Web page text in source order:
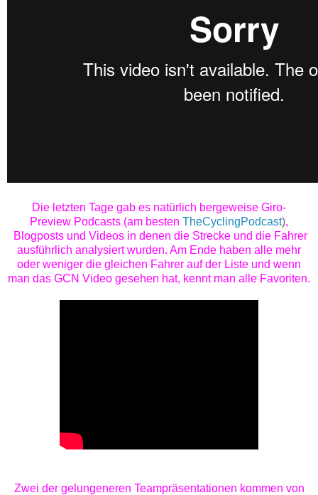
Die letzten Tage gab es natürlich bergeweise Giro-
Preview Podcasts (am besten TheCyclingPodcast),
Blogposts und Videos in denen die Strecke und die Fahrer
ausführlich analysiert wurden. Am Ende haben alle mehr
oder weniger die gleichen Fahrer auf der Liste und wenn
man das GCN Video gesehen hat, kennt man alle Favoriten.
Zwei der gelungeneren Teampräsentationen kommen von